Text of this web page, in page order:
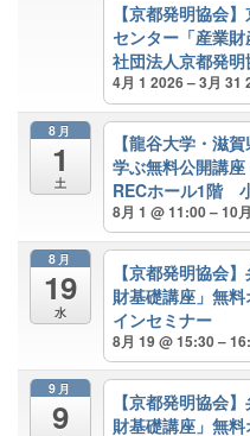
【京都発明協会
センター「産業
社団法人京都発
4月 1 2026 – 3月 31
8月
1
土
【龍谷大学・滋
学ぶ無料公開講座
RECホール1階
8月 1 @ 11:00 – 10
8月
19
水
【京都発明協会
財基礎講座」無
インセミナー
8月 19 @ 15:30 –
9月
9
【京都発明協会
財基礎講座」無